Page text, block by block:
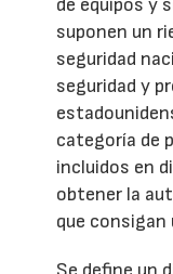
suponen un
seguridad
seguridad y
categoría de
incluidos en
obtener la
que consigan